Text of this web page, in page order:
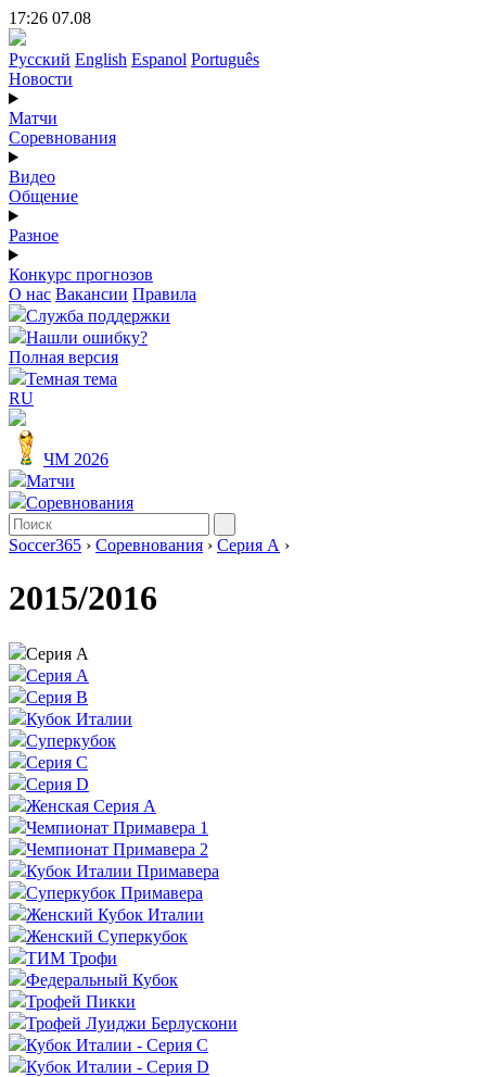
17:26 07.08
Русский English Espanol Português
Новости
Матчи
Соревнования
Видео
Общение
Разное
Конкурс прогнозов
О нас Вакансии Правила
Служба поддержки
Нашли ошибку?
Полная версия
Темная тема
RU
ЧМ 2026
Матчи
Соревнования
Soccer365 › Соревнования › Серия А ›
2015/2016
Серия А
Серия А
Серия B
Кубок Италии
Суперкубок
Серия C
Серия D
Женская Серия А
Чемпионат Примавера 1
Чемпионат Примавера 2
Кубок Италии Примавера
Суперкубок Примавера
Женский Кубок Италии
Женский Суперкубок
ТИМ Трофи
Федеральный Кубок
Трофей Пикки
Трофей Луиджи Берлускони
Кубок Италии - Серия C
Кубок Италии - Серия D